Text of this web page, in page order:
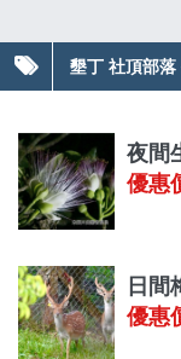
墾丁 社頂部
夜間
優惠
日間
優惠